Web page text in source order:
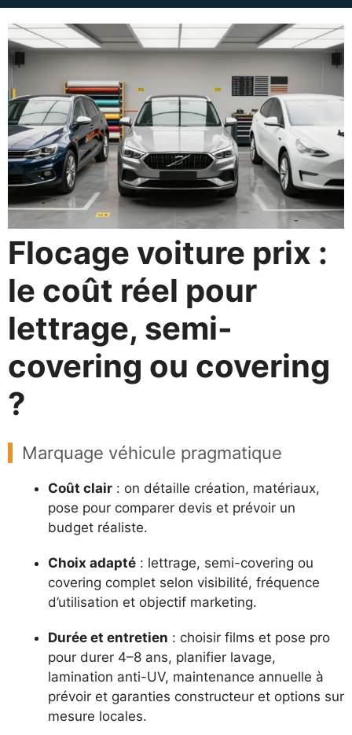
Flocage voiture prix :
le coût réel pour
lettrage, semi-
covering ou covering
?
Marquage véhicule pragmatique
Coût clair : on détaille création, matériaux,
pose pour comparer devis et prévoir un
budget réaliste.
Choix adapté : lettrage, semi-covering ou
covering complet selon visibilité, fréquence
d’utilisation et objectif marketing.
Durée et entretien : choisir films et pose pro
pour durer 4–8 ans, planifier lavage,
lamination anti-UV, maintenance annuelle à
prévoir et garanties constructeur et options sur
mesure locales.